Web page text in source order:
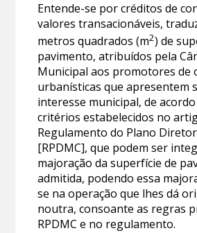
Entende-se por créditos de
valores transacionáveis,
metros quadrados (m2) de
pavimento, atribuídos pela
Municipal aos promotores de
urbanísticas que apresentem
interesse municipal, de
critérios estabelecidos no
Regulamento do Plano
[RPDMC], que podem ser
majoração da superfície de
admitida, podendo essa
se na operação que lhes dá
noutra, consoante as regras
RPDMC e no regulamento.